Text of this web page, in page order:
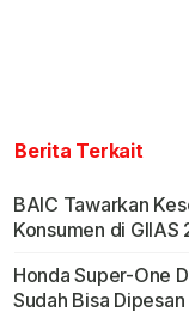
Berita Terkait
BAIC Tawarkan
Konsumen di GIIAS
Honda Super-One
Sudah Bisa